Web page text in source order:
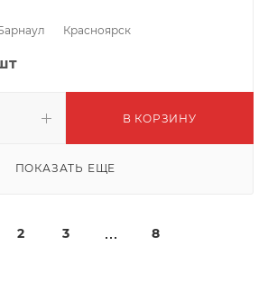
Красноярск
В КОРЗИНУ
ПОКАЗАТЬ ЕЩЕ
2 3 8